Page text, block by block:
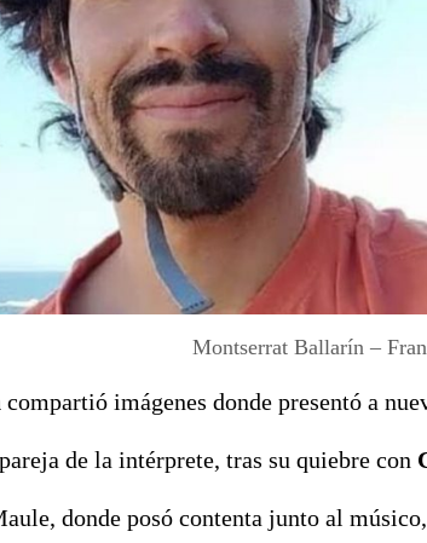
Montserrat Ballarín –
compartió imágenes donde presentó a
de la intérprete, tras su quiebre con
donde posó contenta junto al